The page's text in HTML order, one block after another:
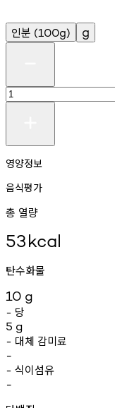
인분 (100g) g
영양정보
음식평가
총 열량
53kcal
탄수화물
10 g
- 당
5 g
- 대체 감미료
-
- 식이섬유
-